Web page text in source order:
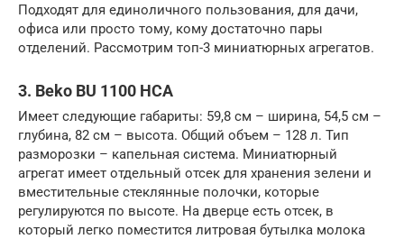
Подходят для единоличного пользования, для дачи,
офиса или просто тому, кому достаточно пары
отделений. Рассмотрим топ-3 миниатюрных агрегатов.
3. Beko BU 1100 HCA
Имеет следующие габариты: 59,8 см – ширина, 54,5 см –
глубина, 82 см – высота. Общий объем – 128 л. Тип
разморозки – капельная система. Миниатюрный
агрегат имеет отдельный отсек для хранения зелени и
вместительные стеклянные полочки, которые
регулируются по высоте. На дверце есть отсек, в
который легко поместится литровая бутылка молока